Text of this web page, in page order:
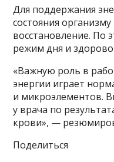
Для поддержания
состояния
восстановление. По
режим дня и
«Важную роль в
энергии играет
и микроэлементов.
у врача по
крови», —
Поделиться